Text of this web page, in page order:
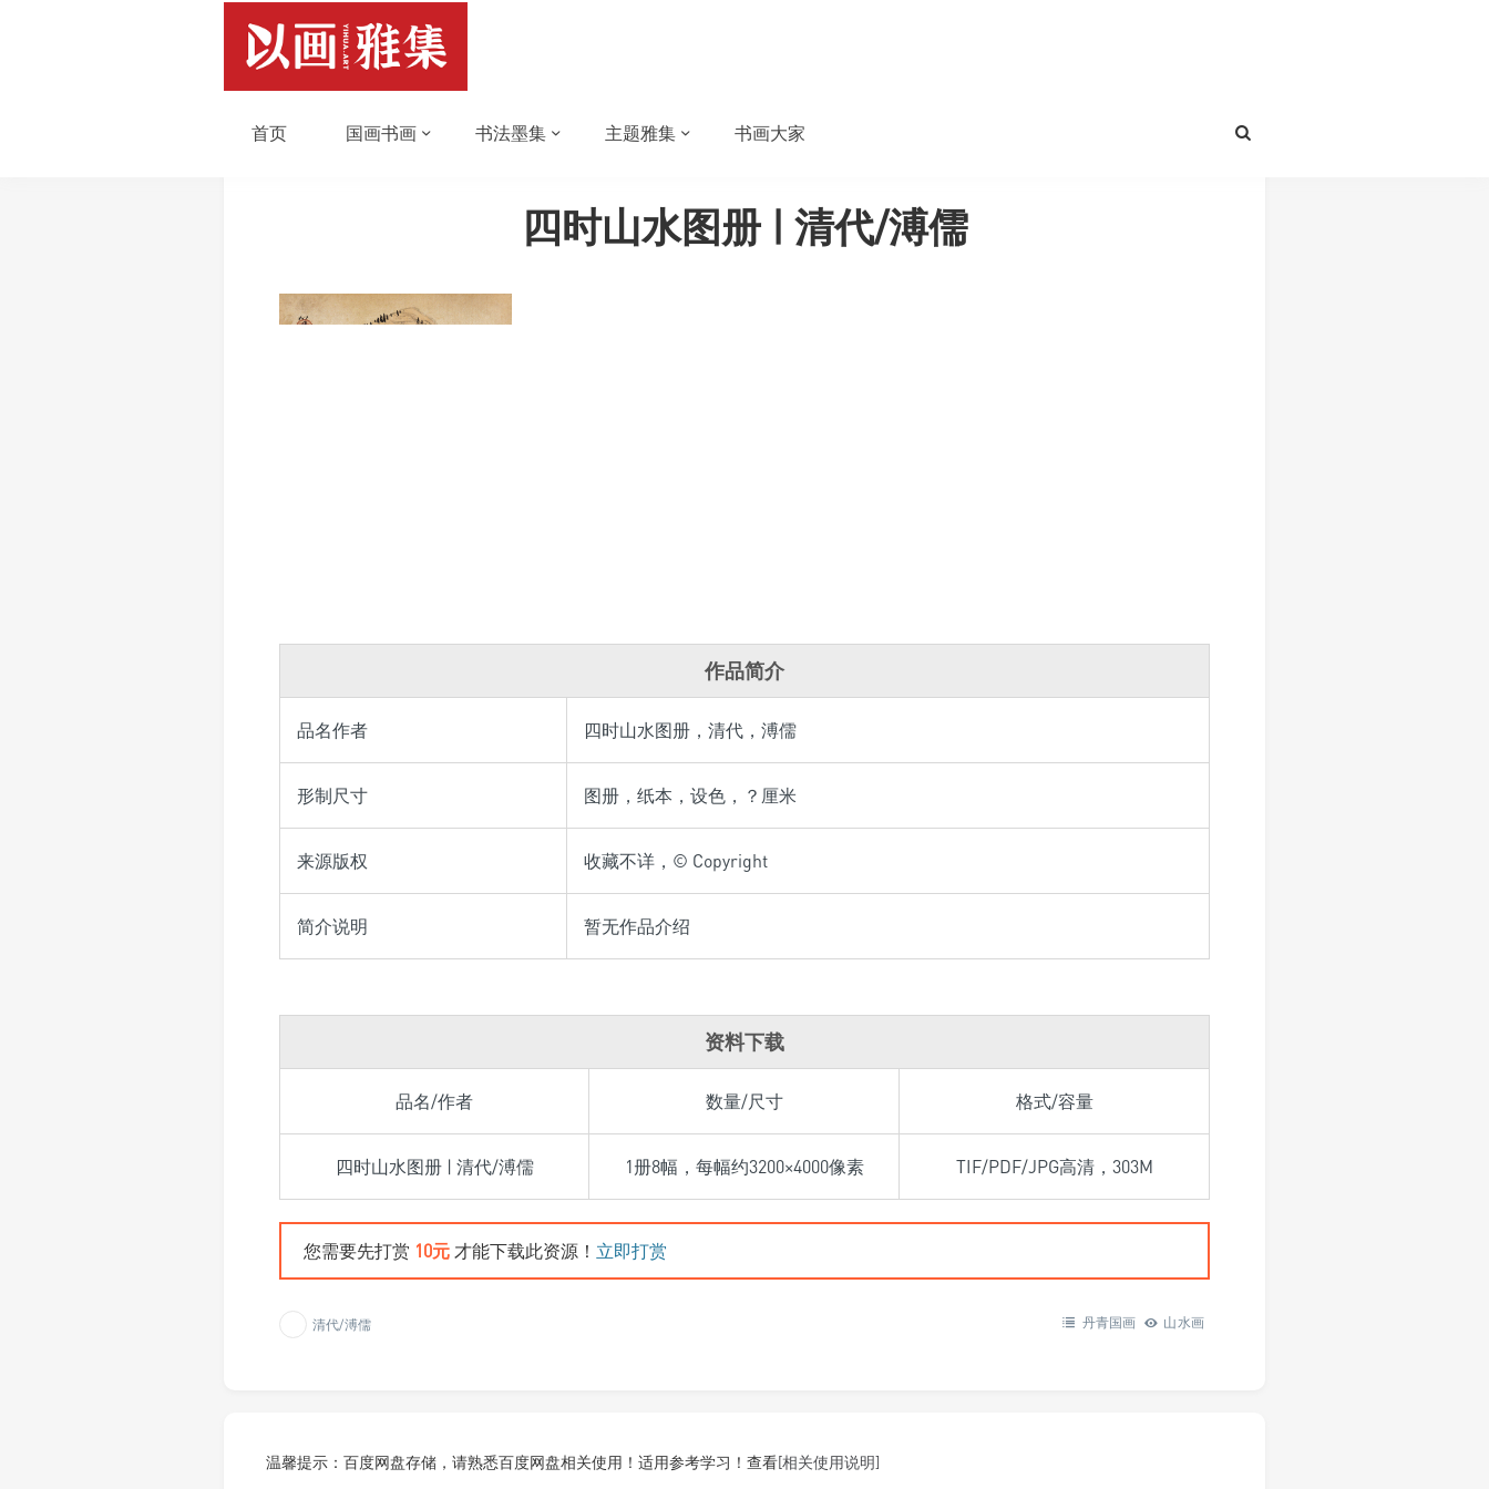
首页 国画书画 书法墨集 主题雅集 书画大家
四时山水图册 | 清代/溥儒
作品简介
品名作者 四时山水图册，清代，溥儒
形制尺寸 图册，纸本，设色，？厘米
来源版权 收藏不详，© Copyright
简介说明 暂无作品介绍
资料下载
品名/作者 数量/尺寸 格式/容量
四时山水图册 | 清代/溥儒 1册8幅，每幅约3200×4000像素 TIF/PDF/JPG高清，303M
您需要先打赏 10元 才能下载此资源！ 立即打赏
清代/溥儒 山水画
丹青国画
温馨提示：百度网盘存储，请熟悉百度网盘相关使用！适用参考学习！查看[相关使用说明]